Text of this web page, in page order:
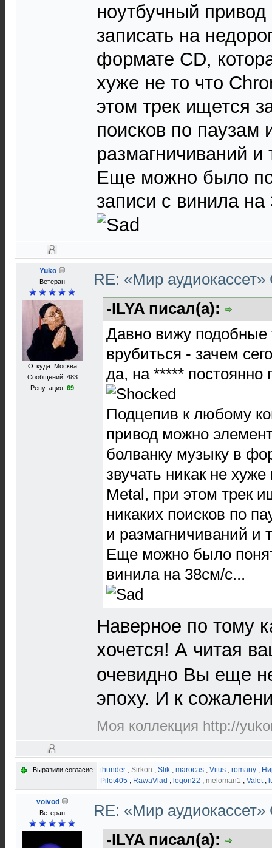
ноутбучный
записать на
формате CD,
хуже не то что
этом трек ищется
поисков по паузам
размагничиваний и
Еще можно было
записи с винила
Yuko
Ветеран
Откуда: Москва
Сообщений: 483
Репутация: 69
RE: «Мир
-ILYA писал(а):
Давно вижу подобные
врубиться - зачем
да, на ***** постоянно
Подцепив к любому
привод можно
болванку музыку в
звучать никак не
Metal, при этом трек
никаких поисков по
и размагничиваний и
Еще можно было
винила на 38см/с...
Наверное по тому
хочется! А читая
очевидно Вы еще
эпоху. И к
Моя коллекция http://
Выразили согласие: thunder , Sirkon , Slik , marocas , Vitus , romany ,
Pilot405 , RawaVlad , logon22 , meloman1 , Valet,
voivod
Ветеран
RE: «Мир
-ILYA писал(а):